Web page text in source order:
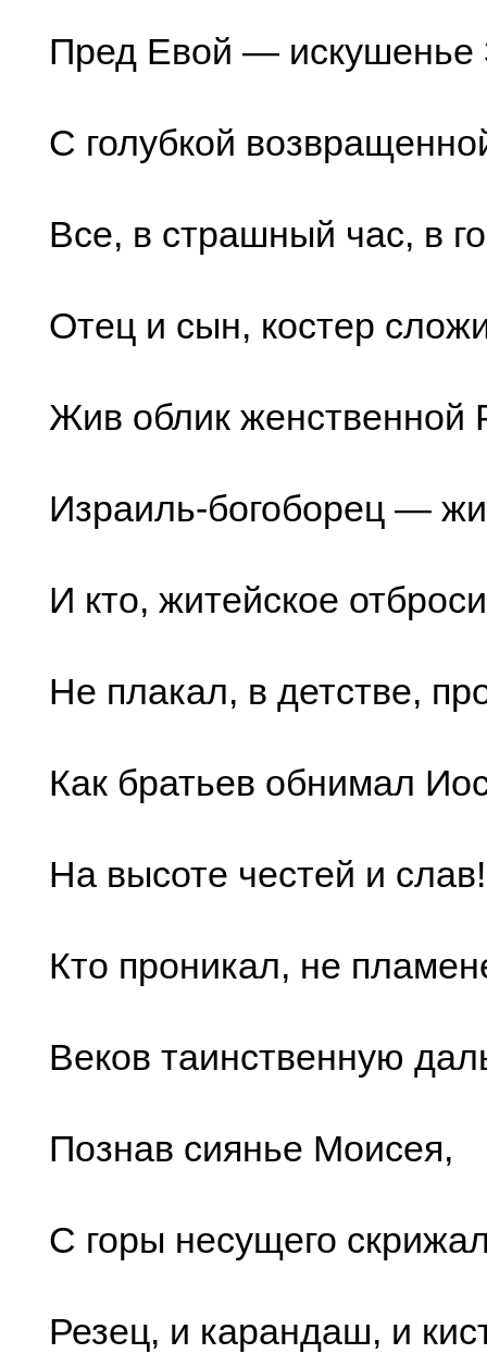
Пред Евой — искушенье
С голубкой
Все, в страшный час, в
Отец и сын, костер
Жив облик женственной
Израиль-богоборец —
И кто, житейское
Не плакал, в детстве,
Как братьев обнимал
На высоте честей и слав!
Кто проникал, не
Веков таинственную
Познав сиянье Моисея,
С горы несущего
Резец, и карандаш, и